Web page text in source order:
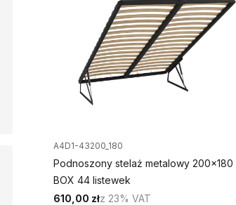
A4D1-43200_180
Podnoszony stelaż metalowy 200x180
BOX 44 listewek
610,00 złz 23% VAT